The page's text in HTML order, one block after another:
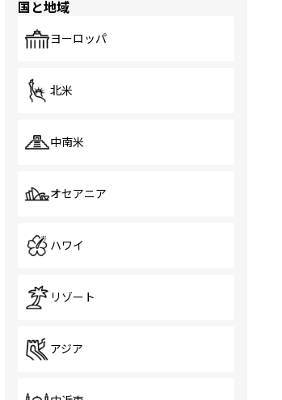
国と地域
ヨーロッパ
北米
中南米
オセアニア
ハワイ
リゾート
アジア